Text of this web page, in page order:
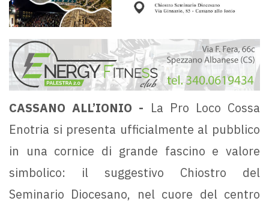
CASSANO ALL’IONIO - La Pro Loco Cossa
Enotria si presenta ufficialmente al pubblico
in una cornice di grande fascino e valore
simbolico: il suggestivo Chiostro del
Seminario Diocesano, nel cuore del centro